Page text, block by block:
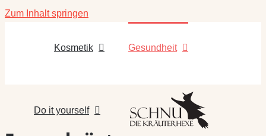
Zum Inhalt springen
Kosmetik Gesundheit
Do it yourself